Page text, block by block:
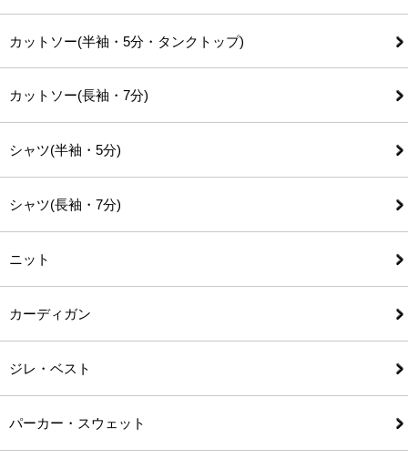
カットソー(半袖・5分・タンクトップ)
カットソー(長袖・7分)
シャツ(半袖・5分)
シャツ(長袖・7分)
ニット
カーディガン
ジレ・ベスト
パーカー・スウェット